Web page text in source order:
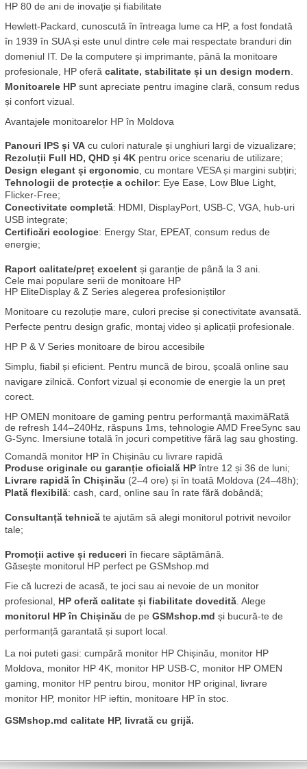
HP 80 de ani de inovație și fiabilitate
Hewlett-Packard, cunoscută în întreaga lume ca HP, a fost fondată
în 1939 în SUA și este unul dintre cele mai respectate branduri din
domeniul IT. De la computere și imprimante, până la monitoare
profesionale, HP oferă calitate, stabilitate și un design modern
Monitoarele HP sunt apreciate pentru imagine clară, consum redus
și confort vizual.
Avantajele monitoarelor HP în Moldova
Panouri IPS și VA cu culori naturale și unghiuri largi de vizualizare;
Rezoluții Full HD, QHD și 4K pentru orice scenariu de utilizare;
Design elegant și ergonomic , cu montare VESA și margini subțiri;
Tehnologii de protecție a ochilor: Eye Ease, Low Blue Light,
Flicker-Free;
Conectivitate completă: HDMI, DisplayPort, USB-C, VGA, hub-uri
USB integrate;
Certificări ecologice: Energy Star, EPEAT, consum redus de
energie;
Raport calitate/preț excelent și garanție de până la 3 ani.
Cele mai populare serii de monitoare HP
HP EliteDisplay & Z Series alegerea profesioniștilor
Monitoare cu rezoluție mare, culori precise și conectivitate avansată.
Perfecte pentru design grafic, montaj video și aplicații profesionale.
HP P & V Series monitoare de birou accesibile
Simplu, fiabil și eficient. Pentru muncă de birou, școală online sau
navigare zilnică. Confort vizual și economie de energie la un preț
corect.
HP OMEN monitoare de gaming pentru performanță maximăRată
de refresh 144–240Hz, răspuns 1ms, tehnologie AMD FreeSync sau
G-Sync. Imersiune totală în jocuri competitive fără lag sau ghosting.
Comandă monitor HP în Chișinău cu livrare rapidă
Produse originale cu garanție oficială HP între 12 și 36 de luni;
Livrare rapidă în Chișinău (2–4 ore) și în toată Moldova (24–48h);
Plată flexibilă: cash, card, online sau în rate fără dobândă;
Consultanță tehnică te ajutăm să alegi monitorul potrivit nevoilor
tale;
Promoții active și reduceri în fiecare săptămână.
Găsește monitorul HP perfect pe GSMshop.md
Fie că lucrezi de acasă, te joci sau ai nevoie de un monitor
profesional, HP oferă calitate și fiabilitate dovedită
monitorul HP în Chișinău de pe GSMshop.md și bucură-te de
performanță garantată și suport local.
La noi puteti gasi: cumpără monitor HP Chișinău, monitor HP
Moldova, monitor HP 4K, monitor HP USB-C, monitor HP OMEN
gaming, monitor HP pentru birou, monitor HP original, livrare
monitor HP, monitor HP ieftin, monitoare HP în stoc.
GSMshop.md calitate HP, livrată cu grijă.